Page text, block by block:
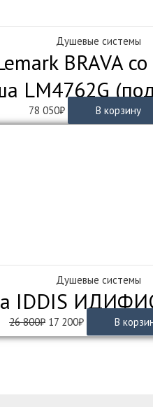
Душевые системы
BRAVA
LM4762G
78 050₽ В корзину
Душевые системы
IDDIS
26 800₽ Первоначальная
цена
17 200₽Текущая
цена:
В